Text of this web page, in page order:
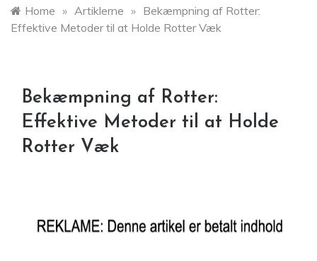
Home » Artiklerne » Bekæmpning af Rotter:
Effektive Metoder til at Holde Rotter Væk
Bekæmpning af Rotter:
Effektive Metoder til at Holde
Rotter Væk